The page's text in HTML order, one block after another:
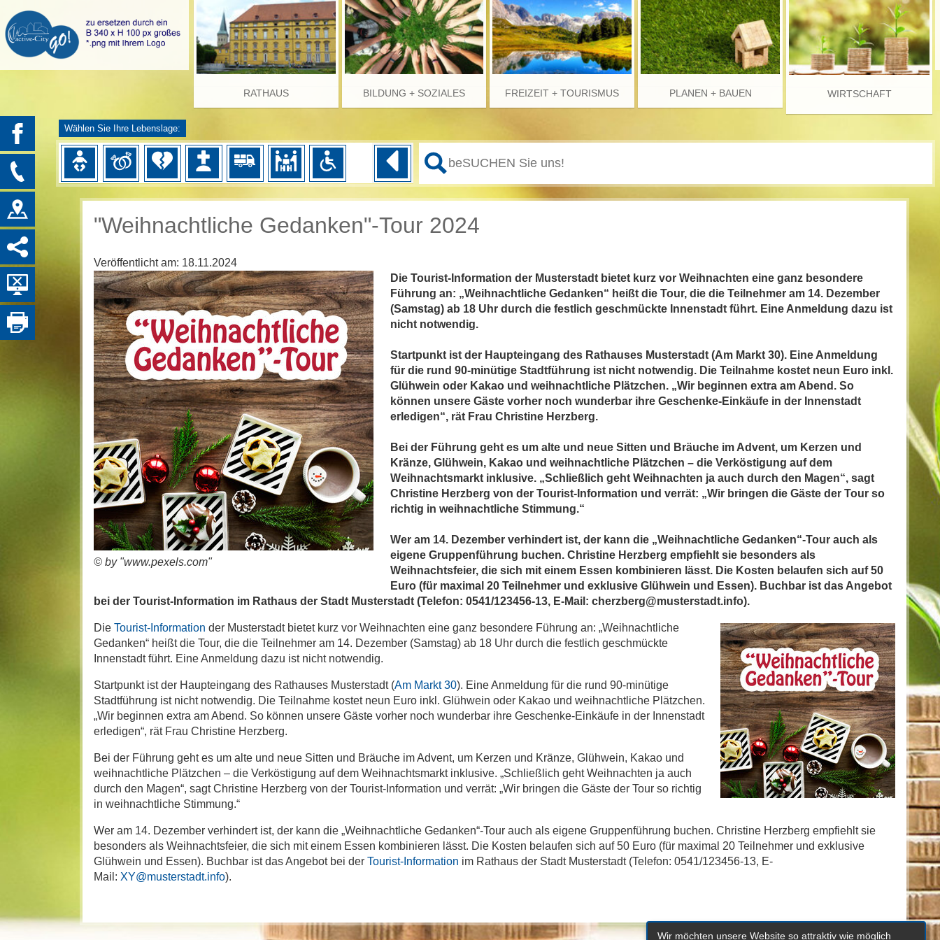
RATHAUS BILDUNG + SOZIALES FREIZEIT + TOURISMUS PLANEN + BAUEN WIRTSCHAFT
Wählen Sie Ihre Lebenslage:
"Weihnachtliche Gedanken"-Tour 2024
Veröffentlicht am: 18.11.2024
© by "www.pexels.com"
Die Tourist-Information der Musterstadt bietet kurz vor Weihnachten eine ganz besondere
Führung an: „Weihnachtliche Gedanken“ heißt die Tour, die die Teilnehmer am 14. Dezember
(Samstag) ab 18 Uhr durch die festlich geschmückte Innenstadt führt. Eine Anmeldung dazu ist
nicht notwendig.
Startpunkt ist der Haupteingang des Rathauses Musterstadt (Am Markt 30). Eine Anmeldung
für die rund 90-minütige Stadtführung ist nicht notwendig. Die Teilnahme kostet neun Euro inkl.
Glühwein oder Kakao und weihnachtliche Plätzchen. „Wir beginnen extra am Abend. So
können unsere Gäste vorher noch wunderbar ihre Geschenke-Einkäufe in der Innenstadt
erledigen“, rät Frau Christine Herzberg.
Bei der Führung geht es um alte und neue Sitten und Bräuche im Advent, um Kerzen und
Kränze, Glühwein, Kakao und weihnachtliche Plätzchen – die Verköstigung auf dem
Weihnachtsmarkt inklusive. „Schließlich geht Weihnachten ja auch durch den Magen“, sagt
Christine Herzberg von der Tourist-Information und verrät: „Wir bringen die Gäste der Tour so
richtig in weihnachtliche Stimmung.“
Wer am 14. Dezember verhindert ist, der kann die „Weihnachtliche Gedanken“-Tour auch als
eigene Gruppenführung buchen. Christine Herzberg empfiehlt sie besonders als
Weihnachtsfeier, die sich mit einem Essen kombinieren lässt. Die Kosten belaufen sich auf 50
Euro (für maximal 20 Teilnehmer und exklusive Glühwein und Essen). Buchbar ist das Angebot
bei der Tourist-Information im Rathaus der Stadt Musterstadt (Telefon: 0541/123456-13, E-Mail: cherzberg@musterstadt.info).
DieTourist-Information der Musterstadt bietet kurz vor Weihnachten eine ganz besondere Führung an: „Weihnachtliche
Gedanken“ heißt die Tour, die die Teilnehmer am 14. Dezember (Samstag) ab 18 Uhr durch die festlich geschmückte
Innenstadt führt. Eine Anmeldung dazu ist nicht notwendig.
Startpunkt ist der Haupteingang des Rathauses Musterstadt (Am Markt 30). Eine Anmeldung für die rund 90-minütige
Stadtführung ist nicht notwendig. Die Teilnahme kostet neun Euro inkl. Glühwein oder Kakao und weihnachtliche Plätzchen.
„Wir beginnen extra am Abend. So können unsere Gäste vorher noch wunderbar ihre Geschenke-Einkäufe in der Innenstadt
erledigen“, rät Frau Christine Herzberg.
Bei der Führung geht es um alte und neue Sitten und Bräuche im Advent, um Kerzen und Kränze, Glühwein, Kakao und
weihnachtliche Plätzchen – die Verköstigung auf dem Weihnachtsmarkt inklusive. „Schließlich geht Weihnachten ja auch
durch den Magen“, sagt Christine Herzberg von der Tourist-Information und verrät: „Wir bringen die Gäste der Tour so richtig
in weihnachtliche Stimmung.“
Wer am 14. Dezember verhindert ist, der kann die „Weihnachtliche Gedanken“-Tour auch als eigene Gruppenführung buchen. Christine Herzberg empfiehlt sie
besonders als Weihnachtsfeier, die sich mit einem Essen kombinieren lässt. Die Kosten belaufen sich auf 50 Euro (für maximal 20 Teilnehmer und exklusive
Glühwein und Essen). Buchbar ist das Angebot bei derTourist-Information im Rathaus der Stadt Musterstadt (Telefon: 0541/123456-13, E-
Mail: XY@musterstadt.info).
Wir möchten unsere Website so attraktiv wie möglich